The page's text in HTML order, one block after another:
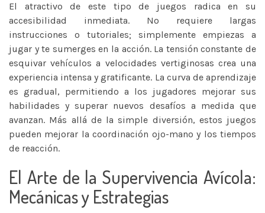
El atractivo de este tipo de juegos radica en su
accesibilidad inmediata. No requiere largas
instrucciones o tutoriales; simplemente empiezas a
jugar y te sumerges en la acción. La tensión constante de
esquivar vehículos a velocidades vertiginosas crea una
experiencia intensa y gratificante. La curva de aprendizaje
es gradual, permitiendo a los jugadores mejorar sus
habilidades y superar nuevos desafíos a medida que
avanzan. Más allá de la simple diversión, estos juegos
pueden mejorar la coordinación ojo-mano y los tiempos
de reacción.
El Arte de la Supervivencia Avícola:
Mecánicas y Estrategias